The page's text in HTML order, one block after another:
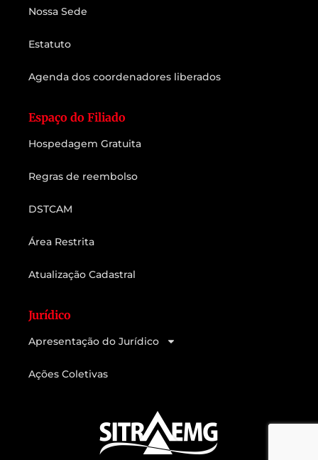
Nossa Sede
Estatuto
Agenda dos coordenadores liberados
Espaço do Filiado
Hospedagem Gratuita
Regras de reembolso
DSTCAM
Área Restrita
Atualização Cadastral
Jurídico
Apresentação do Jurídico
Ações Coletivas